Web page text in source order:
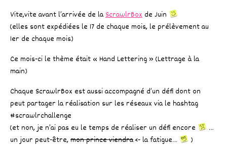
Vite,vite avant l’arrivée de laScrawlrBox de Juin
(elles sont expédiées le 17 de chaque mois, le prélèvement au
1er de chaque mois)
Ce mois-ci le thème était « Hand Lettering » (Lettrage à la
main)
Chaque ScrawlrBox est aussi accompagné d’un défi dont on
peut partager la réalisation sur les réseaux via le hashtag
#scrawlrchallenge
(et non, je n’ai pas eu le temps de réaliser un défi encore
…
un jour peut-être,mon prince viendra<- la fatigue…
)